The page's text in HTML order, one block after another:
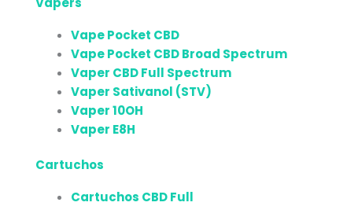
Vape Pocket CBD
Vape Pocket CBD Broad Spectrum
Vaper CBD Full Spectrum
Vaper Sativanol (STV)
Vaper 10OH
Vaper E8H
Cartuchos
Cartuchos CBD Full